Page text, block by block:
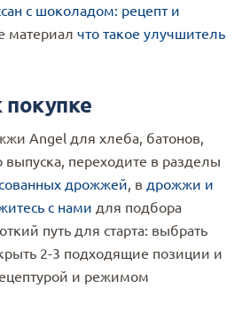
с шоколадом: рецепт и
материал что такое улучшитель
покупке
Angel для хлеба, батонов,
переходите в разделы
дрожжей, в дрожжи и
с нами для подбора
путь для старта: выбрать
2-3 подходящие позиции и
и режимом